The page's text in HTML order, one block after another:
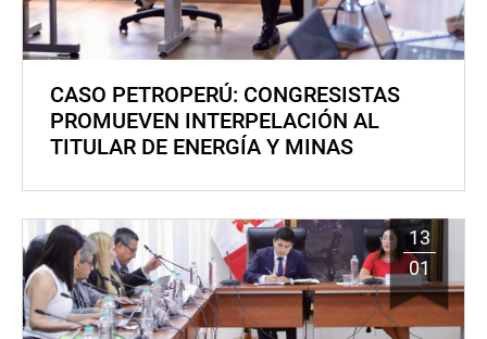
CASO PETROPERÚ: CONGRESISTAS
PROMUEVEN INTERPELACIÓN AL
TITULAR DE ENERGÍA Y MINAS
13
01